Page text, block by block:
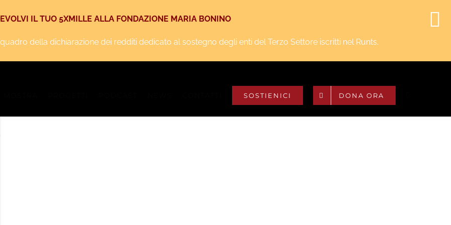
Twitter
SOSTIENICI DONA ORA
IL TUO 5XMILLE ALLA FONDAZIONE MARIA BONINO
della dichiarazione dei redditi dedicato al sostegno degli enti del Terzo Settore iscritti nel Runts.